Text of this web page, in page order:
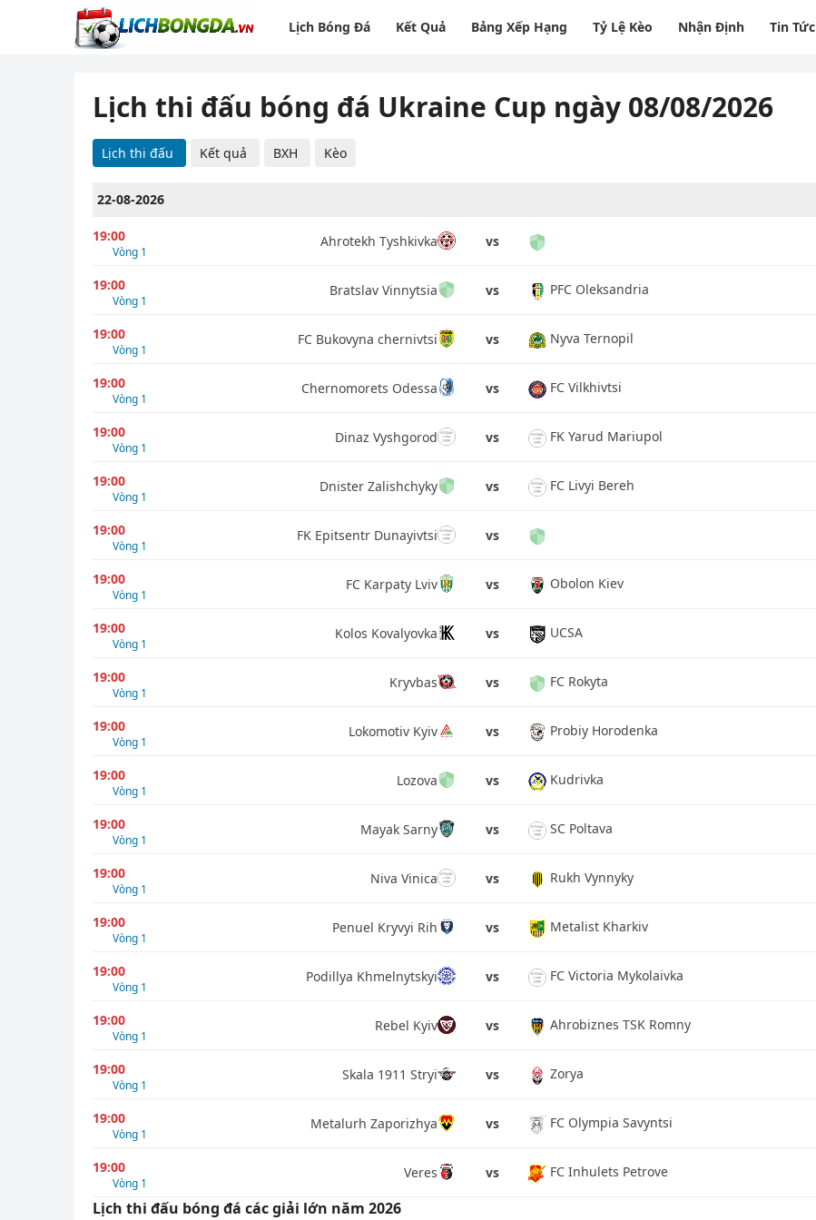
Lịch Bóng Đá Kết Quả Bảng Xếp Hạng Tỷ Lệ Kèo Nhận Định Tin Tức
Lịch thi đấu bóng đá Ukraine Cup ngày 08/08/2026
Lịch thi đấu Kết quả BXH Kèo
22-08-2026
19:00
Vòng 1
Ahrotekh Tyshkivka vs
19:00
Vòng 1
Bratslav Vinnytsia vs PFC Oleksandria
19:00
Vòng 1
FC Bukovyna chernivtsi vs Nyva Ternopil
19:00
Vòng 1
Chernomorets Odessa vs FC Vilkhivtsi
19:00
Vòng 1
Dinaz Vyshgorod vs FK Yarud Mariupol
19:00
Vòng 1
Dnister Zalishchyky vs FC Livyi Bereh
19:00
Vòng 1
FK Epitsentr Dunayivtsi vs
19:00
Vòng 1
FC Karpaty Lviv vs Obolon Kiev
19:00
Vòng 1
Kolos Kovalyovka vs UCSA
19:00
Vòng 1
Kryvbas vs FC Rokyta
19:00
Vòng 1
Lokomotiv Kyiv vs Probiy Horodenka
19:00
Vòng 1
Lozova vs Kudrivka
19:00
Vòng 1
Mayak Sarny vs SC Poltava
19:00
Vòng 1
Niva Vinica vs Rukh Vynnyky
19:00
Vòng 1
Penuel Kryvyi Rih vs Metalist Kharkiv
19:00
Vòng 1
Podillya Khmelnytskyi vs FC Victoria Mykolaivka
19:00
Vòng 1
Rebel Kyiv vs Ahrobiznes TSK Romny
19:00
Vòng 1
Skala 1911 Stryi vs Zorya
19:00
Vòng 1
Metalurh Zaporizhya vs FC Olympia Savyntsi
19:00
Vòng 1
Veres vs FC Inhulets Petrove
Lịch thi đấu bóng đá các giải lớn năm 2026